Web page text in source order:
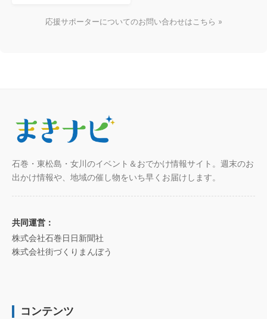
応援サポーターについてのお問い合わせはこちら »
石巻・東松島・女川のイベント＆おでかけ情報サイト。週末のお
出かけ情報や、地域の催し物をいち早くお届けします。
共同運営：
株式会社石巻日日新聞社
株式会社街づくりまんぼう
コンテンツ